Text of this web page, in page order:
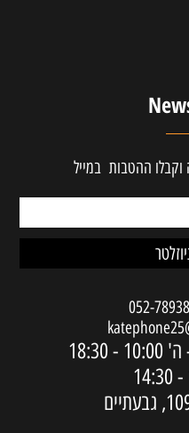
ההטבות במייל
052-
ה' 10:00 - 18:30